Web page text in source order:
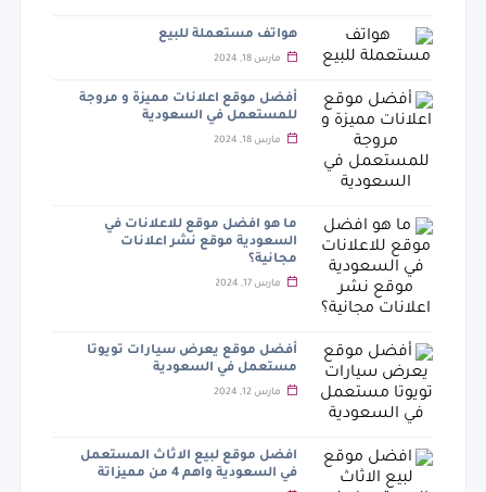
هواتف مستعملة للبيع
مارس 18, 2024
أفضل موقع اعلانات مميزة و مروجة
للمستعمل في السعودية
مارس 18, 2024
ما هو افضل موقع للاعلانات في
السعودية موقع نشر اعلانات
مجانية؟
مارس 17, 2024
أفضل موقع يعرض سيارات تويوتا
مستعمل في السعودية
مارس 12, 2024
افضل موقع لبيع الاثاث المستعمل
في السعودية واهم 4 من مميزاتة